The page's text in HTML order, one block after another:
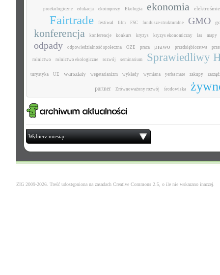
proekologiczne edukacja ekoimprezy Ekologia ekonomia
Fairtrade festiwal film FSC fundusze strukturalne GMO
konferencja konferencje konkurs kryzys kryzys ekonomiczny las mapy
odpady odpowiedzialność społeczna OZE praca prawo przedsiębiorstwa
rolnictwo rolnictwo ekologiczne rozwój seminarium Sprawiedliwy
turystyka UE warsztaty wegetarianizm wykłady wymiana yerba mate zakupy
partner Zrównoważony rozwój środowiska
Wybierz miesiąc
ZIG 2009-2026. Treść udostępniona na zasadach Creative Commons 2.5 , o ile nie wskazano inaczej.